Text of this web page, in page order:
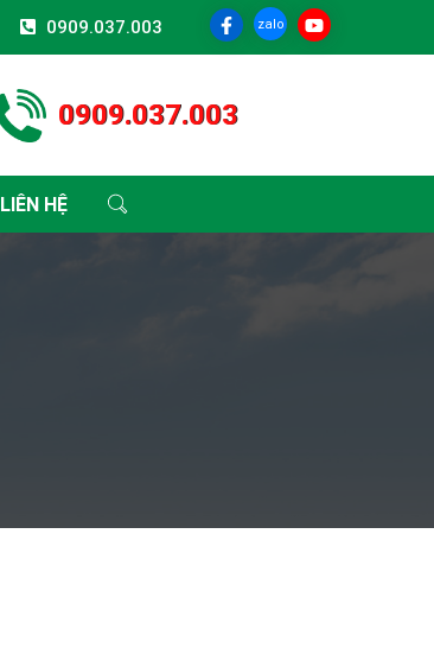
0909.037.003 zalo
0909.037.003
LIÊN HỆ